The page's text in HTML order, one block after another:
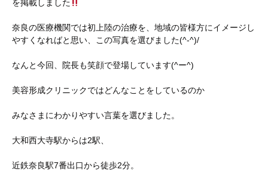
を掲載しました
奈良の医療機関では初上陸の治療を、地域の皆様方にイメージし
やすくなればと思い、この写真を選びました(^-^)/
なんと今回、院長も笑顔で登場しています(^ー^)
美容形成クリニックではどんなことをしているのか
みなさまにわかりやすい言葉を選びました。
大和西大寺駅からは2駅、
近鉄奈良駅7番出口から徒歩2分。